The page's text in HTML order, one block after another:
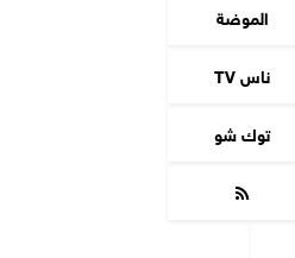
الموضة
ناس TV
توك شو
